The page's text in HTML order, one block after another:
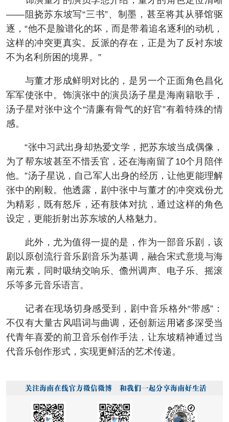
——阻挠苏东坡写“三书”、制墨，甚至将其从驿馆驱
逐，“他不是脸谱化的坏，而是带着追名逐利的动机，
这样的冲突更真实。反派的存在，正是为了反衬东坡
不为名利所困的境界。”
与董才形成鲜明对比的，是另一个正面角色昌化
军军使张中。饰演张中的演员汤子星是海南籍歌手，
汤子星对张中这个“清廉有骨气的好官”有着特殊的情
感。
“张中习武出身却热爱文学，把苏东坡当成偶像，
为了帮东坡甚至不惜丢官，还在海南留了10个月陪伴
他。”汤子星说，自己军人出身的经历，让他更能理解
张中的刚毅。他透露，剧中张中与董才的冲突戏份尤
为精彩，既有怒斥，还有肢体对抗，通过这样的角色
设定，更能折射出苏东坡的人格魅力。
此外，尤为值得一提的是，作为一部音乐剧，该
剧以原创流行音乐剧音乐为基调，融合宋式意境与海
南元素，同时吸纳交响乐、儋州调声、电子乐、摇滚
乐等多元音乐语言。
记者在现场切身感受到，剧中音乐格外“带感”：
不仅有大量古风唱词与曲调，还创新运用诸多深受当
代青年喜爱的前卫音乐创作手法，让东坡精神通过当
代音乐创作形式，实现更鲜活的艺术传递。